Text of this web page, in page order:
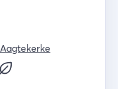
Aagtekerke